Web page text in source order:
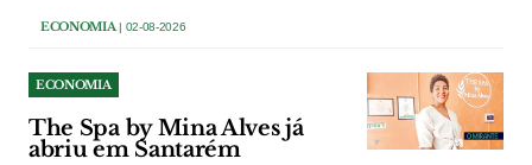
ECONOMIA| 02-08-2026
ECONOMIA
The Spa by Mina Alves já
abriu em Santarém